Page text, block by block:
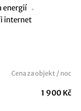
energií
internet
Cena za objekt / noc
1 900 Kč